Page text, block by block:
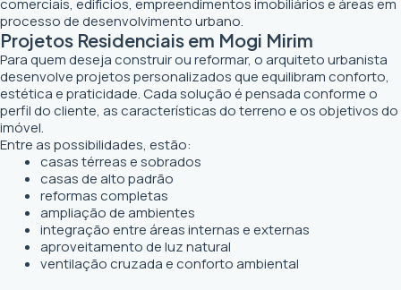
comerciais, edifícios, empreendimentos imobiliários e áreas em
processo de desenvolvimento urbano.
Projetos Residenciais em Mogi Mirim
Para quem deseja construir ou reformar, o arquiteto urbanista
desenvolve projetos personalizados que equilibram conforto,
estética e praticidade. Cada solução é pensada conforme o
perfil do cliente, as características do terreno e os objetivos do
imóvel.
Entre as possibilidades, estão:
casas térreas e sobrados
casas de alto padrão
reformas completas
ampliação de ambientes
integração entre áreas internas e externas
aproveitamento de luz natural
ventilação cruzada e conforto ambiental